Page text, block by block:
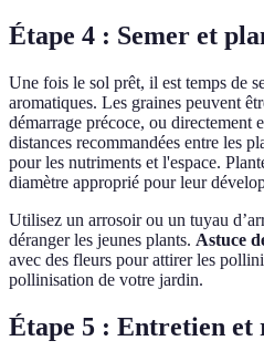
Étape 4 : Semer et
Une fois le sol prêt, il est temps de
aromatiques. Les graines peuvent
démarrage précoce, ou directement
distances recommandées entre les
pour les nutriments et l'espace.
diamètre approprié pour leur
Utilisez un arrosoir ou un tuyau
déranger les jeunes plants. Astuce
avec des fleurs pour attirer les
pollinisation de votre jardin.
Étape 5 : Entretien et